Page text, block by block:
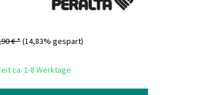
€ *(14,83% gespart)
ca. 1-8 Werktage